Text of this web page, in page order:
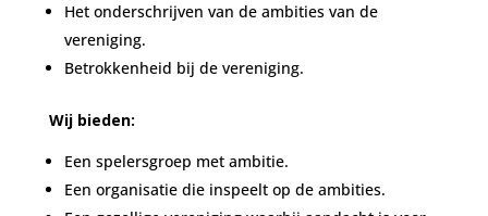
Het onderschrijven van de ambities van de
vereniging.
Betrokkenheid bij de vereniging.
Wij bieden:
Een spelersgroep met ambitie.
Een organisatie die inspeelt op de ambities.